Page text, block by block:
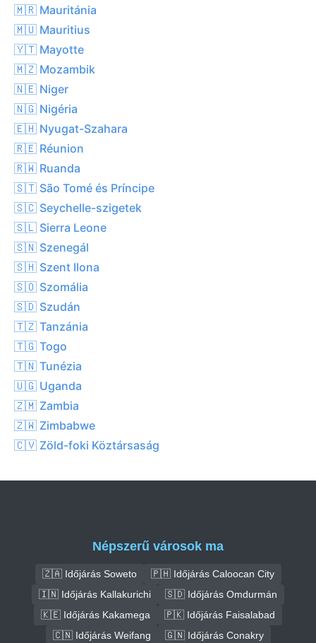
🇲🇷 Mauritánia
🇲🇺 Mauritius
🇾🇹 Mayotte
🇲🇿 Mozambik
🇳🇪 Niger
🇳🇬 Nigéria
🇪🇭 Nyugat-Szahara
🇷🇪 Réunion
🇷🇼 Ruanda
🇸🇹 São Tomé és Príncipe
🇸🇨 Seychelle-szigetek
🇸🇱 Sierra Leone
🇸🇳 Szenegál
🇸🇭 Szent Ilona
🇸🇴 Szomália
🇸🇩 Szudán
🇹🇿 Tanzánia
🇹🇬 Togo
🇹🇳 Tunézia
🇺🇬 Uganda
🇿🇲 Zambia
🇿🇼 Zimbabwe
🇨🇻 Zöld-foki Köztársaság
Népszerű városok ma
🇿🇦 Időjárás Soweto
🇵🇭 Időjárás Caloocan City
🇮🇳 Időjárás Kallakurichi
🇸🇩 Időjárás Omdurmán
🇰🇪 Időjárás Kakamega
🇵🇰 Időjárás Faisalabad
🇨🇳 Időjárás Weifang
🇬🇳 Időjárás Conakry